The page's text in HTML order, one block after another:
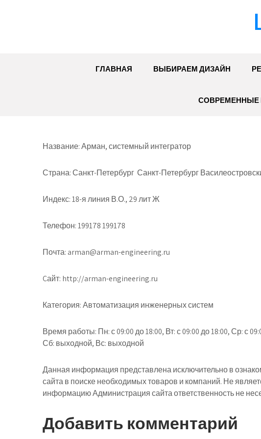
ГЛАВНАЯ ВЫБИРАЕМ ДИЗАЙН
СОВРЕМЕННЫЕ
Название: Арман, системный интегратор
Страна: Санкт-Петербург Санкт-Петербург
Индекс: 18-я линия В.О., 29 лит Ж
Телефон: 199178 199178
Почта: arman@arman-engineering.ru
Cайт: http://arman-engineering.ru
Категория: Автоматизация инженерных систем
Время работы: Пн: с 09:00 до 18:00, Вт: с 09:00 до 18:00, Ср: с
Сб: выходной, Вс: выходной
Данная информация представлена исключительно в
сайта в поиске необходимых товаров и компаний. Не
информацию Администрация сайта ответственность не
Добавить комментарий